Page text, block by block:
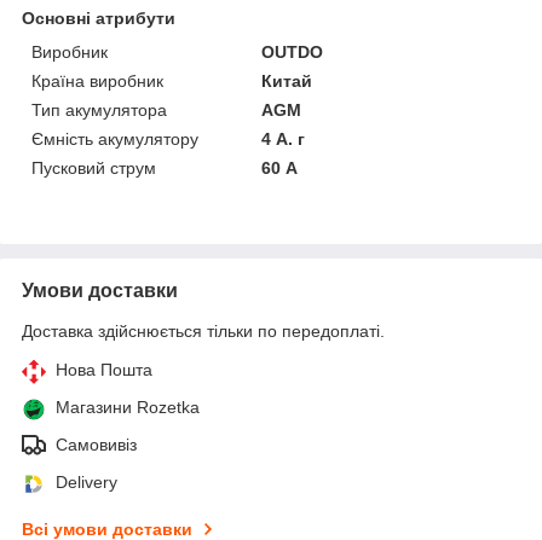
Основні атрибути
Виробник
OUTDO
Країна виробник
Китай
Тип акумулятора
AGM
Ємність акумулятору
4 А. г
Пусковий струм
60 А
Умови доставки
Доставка здійснюється тільки по передоплаті.
Нова Пошта
Магазини Rozetka
Самовивіз
Delivery
Всі умови доставки